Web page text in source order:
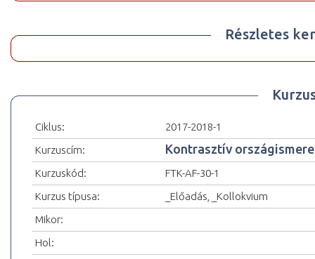
Részletes
Ciklus:
2017-2018-1
Kurzuscím:
Kontrasztív
Kurzuskód:
FTK-AF-30-1
Kurzus típusa:
_Előadás, _Kollokvium
Mikor:
Hol: